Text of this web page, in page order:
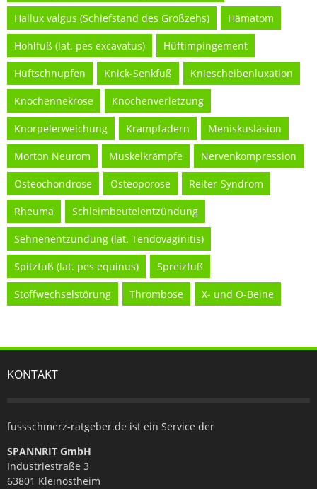
Hallux valgus (Schiefstand des Großzehs) Hämatom
Hohlfuß (lat. pes excavatus) Hüftimpingement
Hüftschnupfen Knick-Senkfuß Kniescheibenluxation
Knochennekrose Knochenverletzung
Knorpelerweichung Krampfadern Meniskusläsion
Morton Neurom Muskelkrämpfe Nervenkompression
Osteochondrose Osteoporose Reiter-Syndrom
Rheuma Schleimbeutelentzündung
Sehnenentzündung (lat. Tendovaginitis)
Spitzfuß (lat. pes equinus) Spreizfuß
Stoffwechselstörung Thrombose X- und O-Beine
KONTAKT
fussschmerz-ratgeber.de ist ein Service der
SPANNRIT GmbH
Industriestraße 3
63801 Kleinostheim